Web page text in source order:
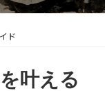
ド
叶える